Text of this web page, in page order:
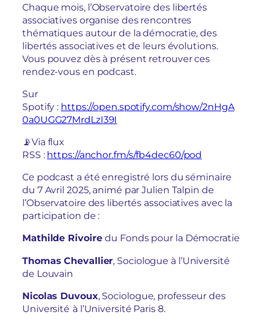
Chaque mois, l’Observatoire des libertés
associatives organise des rencontres
thématiques autour de la démocratie, des
libertés associatives et de leurs évolutions.
Vous pouvez dès à présent retrouver ces
rendez-vous en podcast.
Sur
Spotify : https://open.spotify.com/show/2nHgA
0a0UGG27MrdLzI39I
📡Via flux
RSS : https://anchor.fm/s/fb4dec60/pod
Ce podcast a été enregistré lors du séminaire
du 7 Avril 2025, animé par Julien Talpin de
l’Observatoire des libertés associatives avec la
participation de :
Mathilde Rivoiredu Fonds pour la Démocratie
Thomas Chevallier, Sociologue à l’Université
de Louvain
Nicolas Duvoux, Sociologue, professeur des
Université à l’Université Paris 8.